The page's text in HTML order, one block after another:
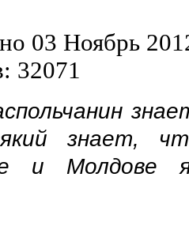
03 Ноябрь
32071
знает,
и Молдове